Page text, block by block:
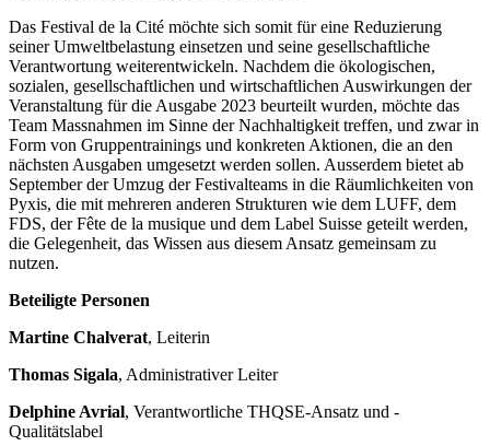
Das Festival de la Cité möchte sich somit für eine Reduzierung
seiner Umweltbelastung einsetzen und seine gesellschaftliche
Verantwortung weiterentwickeln. Nachdem die ökologischen,
sozialen, gesellschaftlichen und wirtschaftlichen Auswirkungen der
Veranstaltung für die Ausgabe 2023 beurteilt wurden, möchte das
Team Massnahmen im Sinne der Nachhaltigkeit treffen, und zwar in
Form von Gruppentrainings und konkreten Aktionen, die an den
nächsten Ausgaben umgesetzt werden sollen. Ausserdem bietet ab
September der Umzug der Festivalteams in die Räumlichkeiten von
Pyxis, die mit mehreren anderen Strukturen wie dem LUFF, dem
FDS, der Fête de la musique und dem Label Suisse geteilt werden,
die Gelegenheit, das Wissen aus diesem Ansatz gemeinsam zu
nutzen.
Beteiligte Personen
Martine Chalverat, Leiterin
Thomas Sigala, Administrativer Leiter
Delphine Avrial, Verantwortliche THQSE-Ansatz und -
Qualitätslabel